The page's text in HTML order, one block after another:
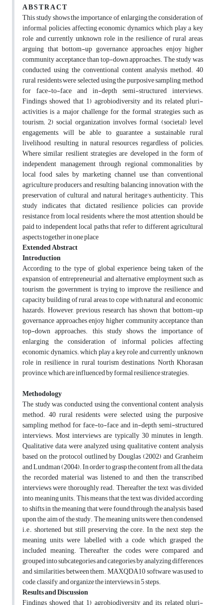
A B S T R A C T
This study shows the importance of enlarging the consideration of
informal policies affecting economic dynamics which play a key
role and currently unknown role in the resilience of rural areas,
arguing that bottom-up governance approaches enjoy higher
community acceptance than top-down approaches. The study was
conducted using the conventional content analysis method. 40
rural residents were selected using the purposive sampling method
for face-to-face and in-depth semi-structured interviews.
Findings showed that 1) agrobiodiversity and its related pluri-
activities is a major challenge for the formal strategies such as
tourism; 2) social organization involves formal (societal) level
engagements, will be able to guarantee a sustainable rural
livelihood, resulting in natural resources regardless of policies;
Where similar resilient strategies are developed in the form of
independent management through regional commonalities by
local food sales by marketing channel use than conventional
agriculture producers and resulting balancing innovation with the
preservation of cultural and natural heritage's authenticity. This
study indicates that dictated resilience policies can provide
resistance from local residents, where the most attention should be
paid to independent local paths that refer to different agricultural
aspects together in one place
Extended Abstract
Introduction
According to the type of global experience being taken of the
expansion of entrepreneurial and alternative employment such as
tourism, the government is trying to improve the resilience and
capacity building of rural areas to cope with natural and economic
hazards. However, previous research has shown that bottom-up
governance approaches enjoy higher community acceptance than
top-down approaches. this study shows the importance of
enlarging the consideration of informal policies affecting
economic dynamics. which play a key role and currently unknown
role in resilience in rural tourism destinations, North Khorasan
province, which are influenced by formal resilience strategies.
Methodology
The study was conducted using the conventional content analysis
method. 40 rural residents were selected using the purposive
sampling method for face-to-face and in-depth semi-structured
interviews. Most interviews are typically 30 minutes in length.
Qualitative data were analyzed using qualitative content analysis
based on the protocol outlined by Douglas (2002) and Granheim
and Lundman (2004). In order to grasp the content from all the data,
the recorded material was listened to and then the transcribed
interviews were thoroughly read. Thereafter, the text was divided
into meaning units. This means that the text was divided according
to shifts in the meaning that were found through the analysis, based
upon the aim of the study. The meaning units were then condensed,
i.e., shortened but still preserving the core. In the next step, the
meaning units were labelled with a code, which grasped the
included meaning. Thereafter, the codes were compared and
grouped into subcategories and categories by analyzing differences
and similarities between them. MAXQDA10 software was used to
code, classify, and organize the interviews in 5 steps.
Results and Discussion